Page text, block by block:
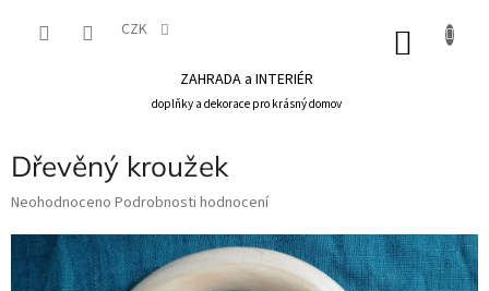
CZK
ZAHRADA a INTERIÉR
doplňky a dekorace pro krásný domov
Dřevěný kroužek
Průměrné
produktu
je
0,0
Neohodnoceno Podrobnosti hodnocení